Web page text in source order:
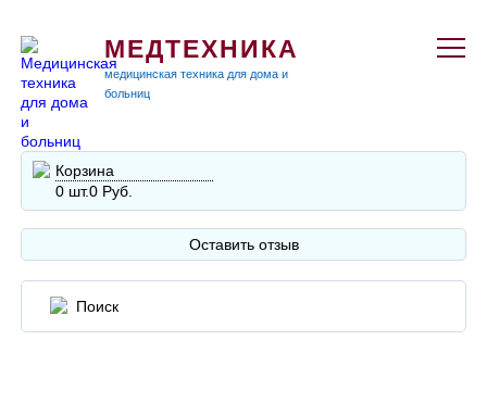
МЕДТЕХНИКА
медицинская техника для дома и
больниц
Корзина
0 шт.0 Руб.
Оставить отзыв